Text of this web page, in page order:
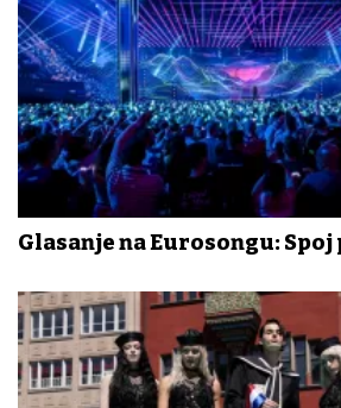
Glasanje na Eurosongu: